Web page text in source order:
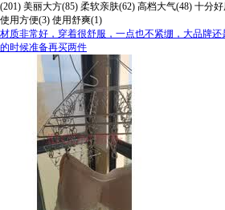
(201) 美丽大方(85) 柔软亲肤(62) 高档大气(48) 十分好
使用方便(3) 使用舒爽(1)
材质非常好，穿着很舒服，一点也不紧绷，大品牌
的时候准备再买两件